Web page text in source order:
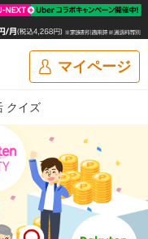
マイページ
クイズ